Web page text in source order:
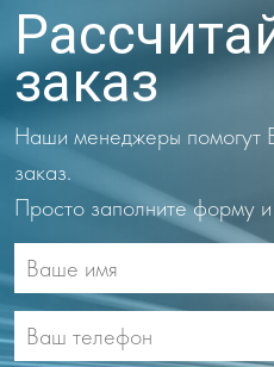
заказ
Наши менеджеры помогут
заказ.
Просто заполните форму